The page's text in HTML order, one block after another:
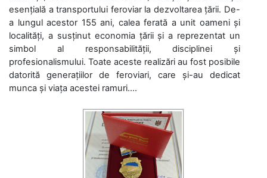
esențială a transportului feroviar la dezvoltarea țării. De-
a lungul acestor 155 ani, calea ferată a unit oameni și
localități, a susținut economia țării și a reprezentat un
simbol al responsabilității, disciplinei și
profesionalismului. Toate aceste realizări au fost posibile
datorită generațiilor de feroviari, care și-au dedicat
munca și viața acestei ramuri....